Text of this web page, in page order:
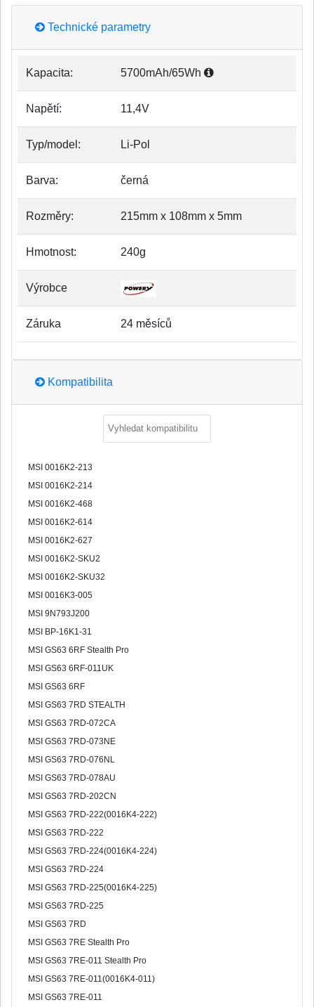
Technické parametry
Kapacita: 5700mAh/65Wh
Napětí: 11,4V
Typ/model: Li-Pol
Barva: černá
Rozměry: 215mm x 108mm x 5mm
Hmotnost: 240g
Výrobce
Záruka 24 měsíců
Kompatibilita
MSI 0016K2-213
MSI 0016K2-214
MSI 0016K2-468
MSI 0016K2-614
MSI 0016K2-627
MSI 0016K2-SKU2
MSI 0016K2-SKU32
MSI 0016K3-005
MSI 9N793J200
MSI BP-16K1-31
MSI GS63 6RF Stealth Pro
MSI GS63 6RF-011UK
MSI GS63 6RF
MSI GS63 7RD STEALTH
MSI GS63 7RD-072CA
MSI GS63 7RD-073NE
MSI GS63 7RD-076NL
MSI GS63 7RD-078AU
MSI GS63 7RD-202CN
MSI GS63 7RD-222(0016K4-222)
MSI GS63 7RD-222
MSI GS63 7RD-224(0016K4-224)
MSI GS63 7RD-224
MSI GS63 7RD-225(0016K4-225)
MSI GS63 7RD-225
MSI GS63 7RD
MSI GS63 7RE Stealth Pro
MSI GS63 7RE-011 Stealth Pro
MSI GS63 7RE-011(0016K4-011)
MSI GS63 7RE-011